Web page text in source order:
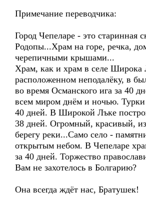
Примечание переводчика:
Город Чепеларе - это старинная
Родопы...Храм на горе, речка,
черепичными крышами...
Храм, как и храм в селе Широка
расположенном неподалёку, в
во время Османского ига за 40
всем миром днём и ночью. Турки
40 дней. В Широкой Лъке
38 дней. Огромный, красивый,
берегу реки...Само село -
открытым небом. В Чепеларе
за 40 дней. Торжество
Вам не захотелось в Болгарию?
Она всегда ждёт нас, Братушек!